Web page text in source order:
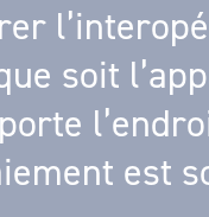
soit
est